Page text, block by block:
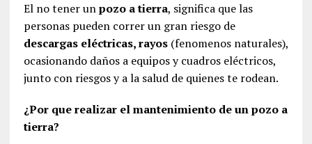
El no tener unpozo a tierra, significa que las
personas pueden correr un gran riesgo de
descargas eléctricas, rayos(fenomenos naturales),
ocasionando daños a equipos y cuadros eléctricos,
junto con riesgos y a la salud de quienes te rodean.
¿Por que realizar el mantenimiento de un pozo a
tierra?